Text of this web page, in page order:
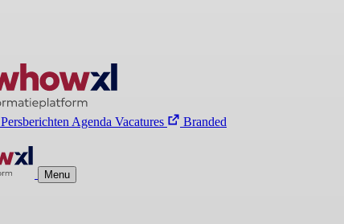
Persberichten Agenda Vacatures Branded
Menu